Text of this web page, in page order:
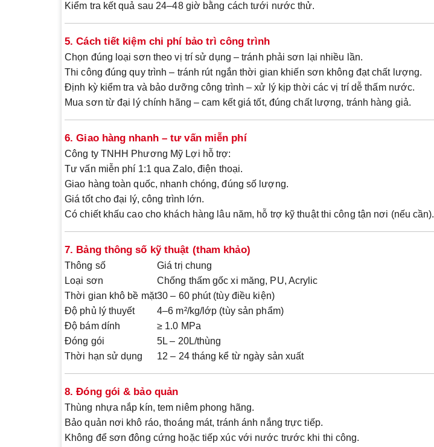
Kiểm tra kết quả sau 24–48 giờ bằng cách tưới nước thử.
5. Cách tiết kiệm chi phí bảo trì công trình
Chọn đúng loại sơn theo vị trí sử dụng – tránh phải sơn lại nhiều lần.
Thi công đúng quy trình – tránh rút ngắn thời gian khiến sơn không đạt chất lượng.
Định kỳ kiểm tra và bảo dưỡng công trình – xử lý kịp thời các vị trí dễ thấm nước.
Mua sơn từ đại lý chính hãng – cam kết giá tốt, đúng chất lượng, tránh hàng giả.
6. Giao hàng nhanh – tư vấn miễn phí
Công ty TNHH Phương Mỹ Lợi hỗ trợ:
Tư vấn miễn phí 1:1 qua Zalo, điện thoại.
Giao hàng toàn quốc, nhanh chóng, đúng số lượng.
Giá tốt cho đại lý, công trình lớn.
Có chiết khấu cao cho khách hàng lâu năm, hỗ trợ kỹ thuật thi công tận nơi (nếu cần).
7. Bảng thông số kỹ thuật (tham khảo)
Thông số
Giá trị chung
Loại sơn
Chống thấm gốc xi măng, PU, Acrylic
Thời gian khô bề mặt30 – 60 phút (tùy điều kiện)
Độ phủ lý thuyết
4–6 m²/kg/lớp (tùy sản phẩm)
Độ bám dính
≥ 1.0 MPa
Đóng gói
5L – 20L/thùng
Thời hạn sử dụng
12 – 24 tháng kể từ ngày sản xuất
8. Đóng gói & bảo quản
Thùng nhựa nắp kín, tem niêm phong hãng.
Bảo quản nơi khô ráo, thoáng mát, tránh ánh nắng trực tiếp.
Không để sơn đông cứng hoặc tiếp xúc với nước trước khi thi công.